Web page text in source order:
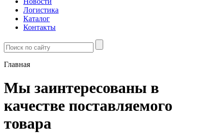
Логистика
Каталог
Контакты
Главная
Мы заинтересованы в
качестве поставляемого
товара